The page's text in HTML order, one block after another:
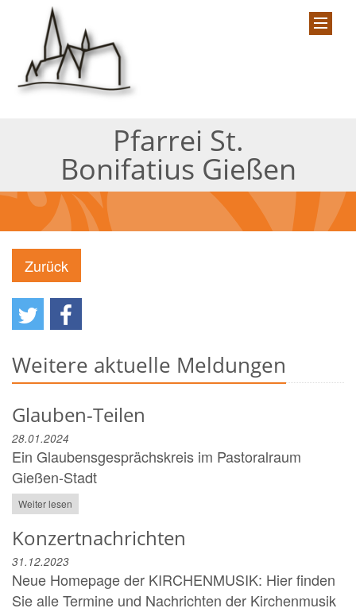
Pfarrei St.
Bonifatius Gießen
Zurück
Weitere aktuelle Meldungen
Glauben-Teilen
28.01.2024
Ein Glaubensgesprächskreis im Pastoralraum
Gießen-Stadt
Weiter lesen
Konzertnachrichten
31.12.2023
Neue Homepage der KIRCHENMUSIK: Hier finden
Sie alle Termine und Nachrichten der Kirchenmusik